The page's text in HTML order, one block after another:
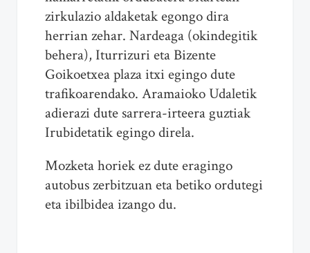
zirkulazio aldaketak egongo dira
herrian zehar. Nardeaga (okindegitik
behera), Iturrizuri eta Bizente
Goikoetxea plaza itxi egingo dute
trafikoarendako. Aramaioko Udaletik
adierazi dute sarrera-irteera guztiak
Irubidetatik egingo direla.
Mozketa horiek ez dute eragingo
autobus zerbitzuan eta betiko ordutegi
eta ibilbidea izango du.